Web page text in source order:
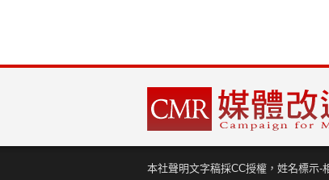
本社聲明文字稿採CC授權，姓名標示-